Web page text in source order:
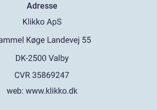
Adresse
web: www.klikko.dk